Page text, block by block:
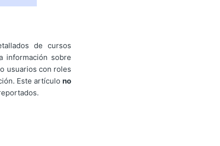
de cursos
información sobre
usuarios con roles
Este artículo no